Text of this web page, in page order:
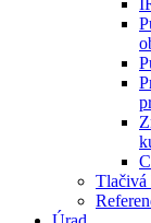
Tlačivá